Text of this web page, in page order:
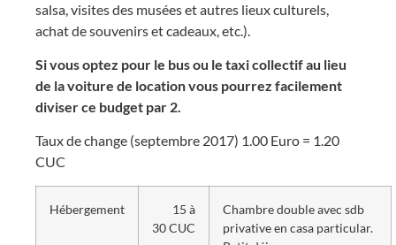
salsa, visites des musées et autres lieux culturels,
achat de souvenirs et cadeaux, etc.).
Si vous optez pour le bus ou le taxi collectif au lieu
de la voiture de location vous pourrez facilement
diviser ce budget par 2.
Taux de change (septembre 2017) 1.00 Euro = 1.20
CUC
Hébergement
15 à
30 CUC
Chambre double avec sdb
privative en casa particular.